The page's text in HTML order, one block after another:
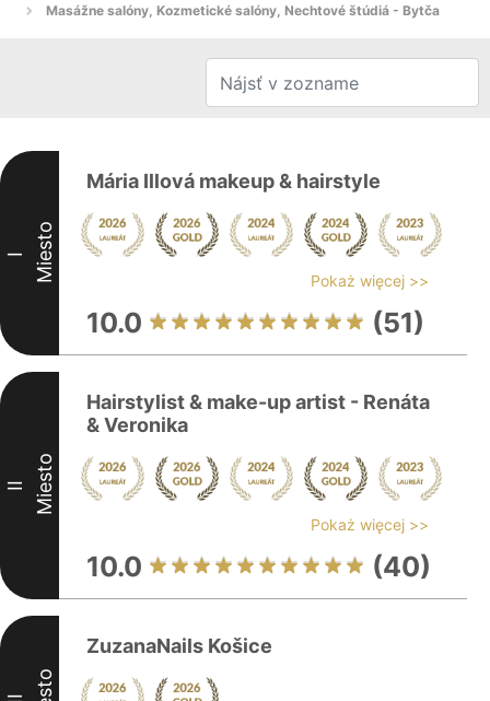
Masážne salóny, Kozmetické salóny, Nechtové štúdiá - Bytča
I Miesto
Mária Illová makeup & hairstyle
Pokaż więcej >>
10.0 (51)
II Miesto
Hairstylist & make-up artist - Renáta
& Veronika
Pokaż więcej >>
10.0 (40)
ZuzanaNails Košice